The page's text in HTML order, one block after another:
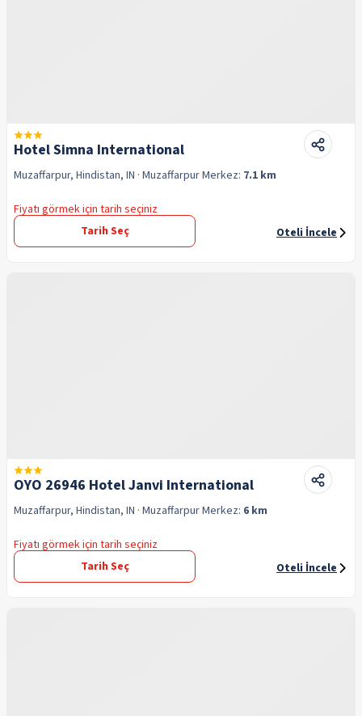
Hotel Simna International
Muzaffarpur, Hindistan, IN · MuzaffarpurMerkez: 7.1 km
Fiyatı görmek için tarih seçiniz
Tarih Seç
Oteli İncele
OYO 26946 Hotel Janvi International
Muzaffarpur, Hindistan, IN · MuzaffarpurMerkez: 6 km
Fiyatı görmek için tarih seçiniz
Tarih Seç
Oteli İncele